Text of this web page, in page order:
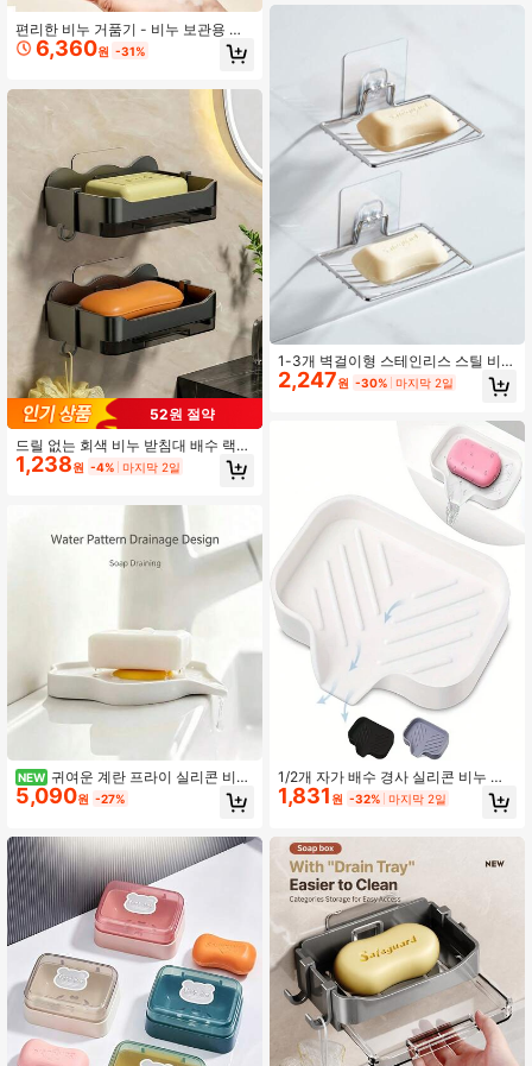
편리한 비누 거품기 - 비누 보관용 투
명 박스, 손으로 문지르지 않아도 거품
이 나는 자동 스프링 브래킷+배수 기
시트, 가정, 청소 시나리오에 적합
6,360원 -31%
52원 절약
드릴 없는 회색 비누 받침대 배수 랙
포함 자가 접착식 벽걸이 비누 홀더 비
누 디스펜서 비누 선반 비누 수납 랙
준비 여행 필수품 욕실 장식 및 액세서
1,238원 -4% 마지막 2일
NEW 귀여운 계란 프라이 실리콘 비누
받침대, 자동 배수 비누 랙, 미끄럼 방
지 욕실 비누 트레이
5,090원 -27%
방 장식을 걸어두는 데 사용할 수 있습
1-3개 벽걸이형 스테인리스 스틸 비누
홀더, 무드릴 배수 비누 트레이, 미니
멀리스트 홈 욕실 배수 랙, 욕실 액세
2,247원 -30% 마지막 2일
1/2개 자가 배수 경사 실리콘 비누 받
침대, 빠른 배수 비누 홀더 트레이, 미
끄럼 방지 탄성 실리콘 비누 보관함,
트레이
1,831 원 -32% 마지막 2일